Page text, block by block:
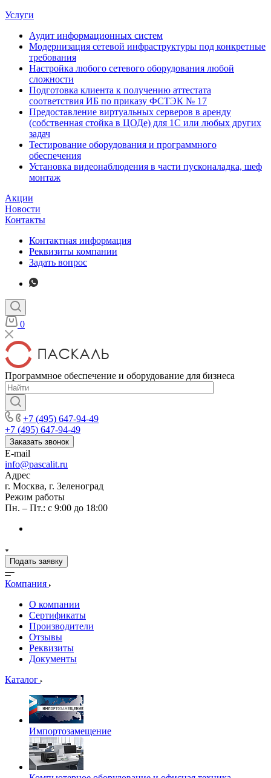
Услуги
Аудит информационных систем
Модернизация сетевой инфраструктуры под конкретные
требования
Настройка любого сетевого оборудования любой
сложности
Подготовка клиента к получению аттестата
соответствия ИБ по приказу ФСТЭК № 17
Предоставление виртуальных серверов в аренду
(собственная стойка в ЦОДе) для 1С или любых других
задач
Тестирование оборудования и программного
обеспечения
Установка видеонаблюдения в части пусконаладка, шеф
монтаж
Акции
Новости
Контакты
Контактная информация
Реквизиты компании
Задать вопрос
0
Программное обеспечение и оборудование для бизнеса
+7 (495) 647-94-49
+7 (495) 647-94-49
Заказать звонок
E-mail
info@pascalit.ru
Адрес
г. Москва, г. Зеленоград
Режим работы
Пн. – Пт.: с 9:00 до 18:00
Подать заявку
Компания
О компании
Сертификаты
Производители
Отзывы
Реквизиты
Документы
Каталог
Импортозамещение